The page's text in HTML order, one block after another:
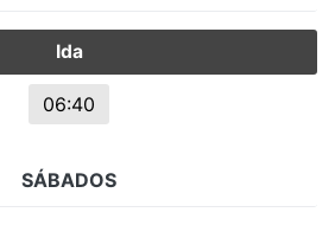
Ida
06:40
SÁBADOS